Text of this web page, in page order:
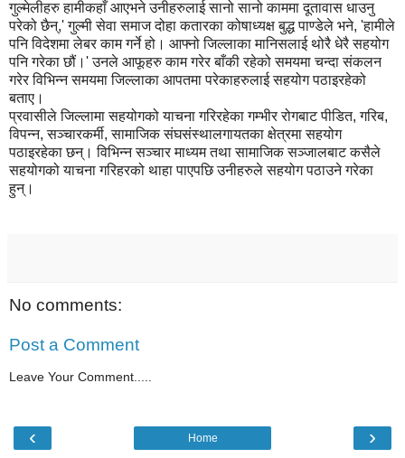
गुल्मेलीहरु हामीकहाँ आएभने उनीहरुलाई सानो सानो काममा दूतावास धाउनु
परेको छैन्,' गुल्मी सेवा समाज दोहा कतारका कोषाध्यक्ष बुद्ध पाण्डेले भने, 'हामीले
पनि विदेशमा लेबर काम गर्ने हो। आफ्नो जिल्लाका मानिसलाई थोरै धेरै सहयोग
पनि गरेका छौं।' उनले आफूहरु काम गरेर बाँकी रहेको समयमा चन्दा संकलन
गरेर विभिन्न समयमा जिल्लाका आपतमा परेकाहरुलाई सहयोग पठाइरहेको
बताए।
प्रवासीले जिल्लामा सहयोगको याचना गरिरहेका गम्भीर रोगबाट पीडित, गरिब,
विपन्न, सञ्चारकर्मी, सामाजिक संघसंस्थालगायतका क्षेत्रमा सहयोग
पठाइरहेका छन्। विभिन्न सञ्चार माध्यम तथा सामाजिक सञ्जालबाट कसैले
सहयोगको याचना गरिहरको थाहा पाएपछि उनीहरुले सहयोग पठाउने गरेका
हुन्।
No comments:
Post a Comment
Leave Your Comment.....
‹ ›
Home